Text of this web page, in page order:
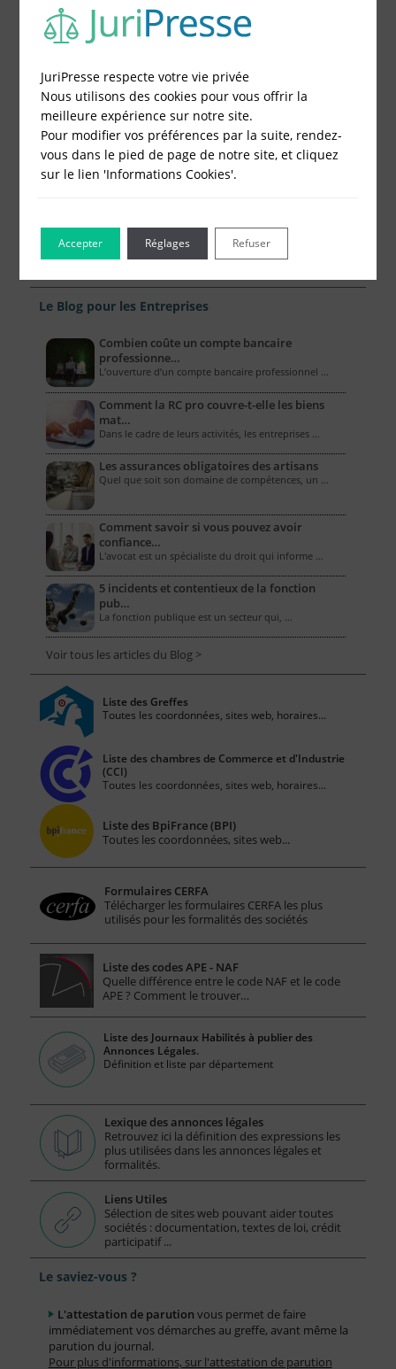
Le Blog pour les Entreprises
Combien coûte un compte bancaire
professionne…
L’ouverture d’un compte bancaire professionnel …
Comment la RC pro couvre-t-elle les biens
mat…
Dans le cadre de leurs activités, les entreprises …
Les assurances obligatoires des artisans
Quel que soit son domaine de compétences, un …
Comment savoir si vous pouvez avoir
confiance…
L'avocat est un spécialiste du droit qui informe …
5 incidents et contentieux de la fonction
pub…
La fonction publique est un secteur qui, …
Voir tous les articles du Blog >
Liste des Greffes
Toutes les coordonnées, sites web, horaires...
Liste des chambres de Commerce et d'Industrie
(CCI)
Toutes les coordonnées, sites web, horaires...
Liste des BpiFrance (BPI)
Toutes les coordonnées, sites web...
Formulaires CERFA
Télécharger les formulaires CERFA les plus
utilisés pour les formalités des sociétés
Liste des codes APE - NAF
Quelle différence entre le code NAF et le code
APE ? Comment le trouver…
Liste des Journaux Habilités à publier des
Annonces Légales.
Définition et liste par département
Lexique des annonces légales
Retrouvez ici la définition des expressions les
plus utilisées dans les annonces légales et
formalités.
Liens Utiles
Sélection de sites web pouvant aider toutes
sociétés : documentation, textes de loi, crédit
participatif ...
Le saviez-vous ?
L'attestation de parution vous permet de faire
immédiatement vos démarches au greffe, avant même la
parution du journal.
Pour plus d'informations, sur l'attestation de parution
JuriPresse respecte votre vie privée
Nous utilisons des cookies pour vous offrir la
meilleure expérience sur notre site.
Pour modifier vos préférences par la suite, rendez-
vous dans le pied de page de notre site, et cliquez
sur le lien 'Informations Cookies'.
Accepter Refuser
Réglages